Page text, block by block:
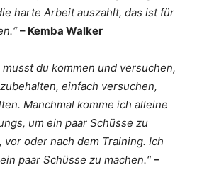
harte Arbeit auszahlt, das ist für
– Kemba Walker
du kommen und versuchen,
einfach versuchen,
Manchmal komme ich alleine
um ein paar Schüsse zu
oder nach dem Training. Ich
paar Schüsse zu machen.“–